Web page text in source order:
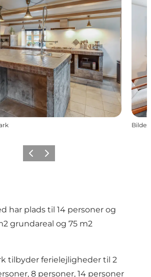
Bilde:
ForrigeNeste
har plads til 14 personer og
grundareal og 75 m2
tilbyder ferielejligheder til 2
8 personer, 14 personer